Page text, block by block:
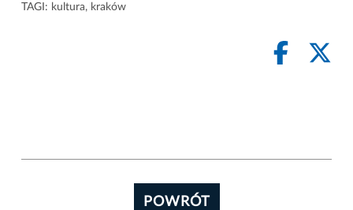
TAGI: kultura, kraków
POWRÓT